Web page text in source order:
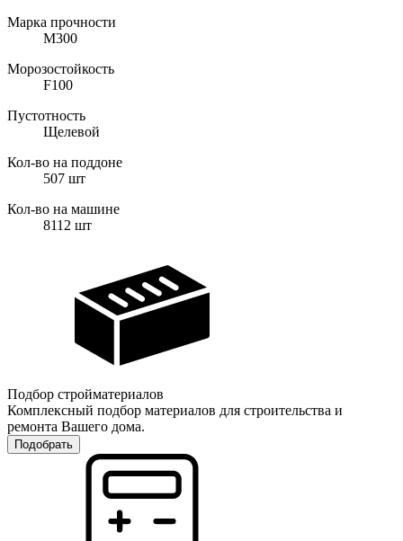
Марка прочности
M300
Морозостойкость
F100
Пустотность
Щелевой
Кол-во на поддоне
507 шт
Кол-во на машине
8112 шт
Подбор стройматериалов
Комплексный подбор материалов для строительства и
ремонта Вашего дома.
Подобрать